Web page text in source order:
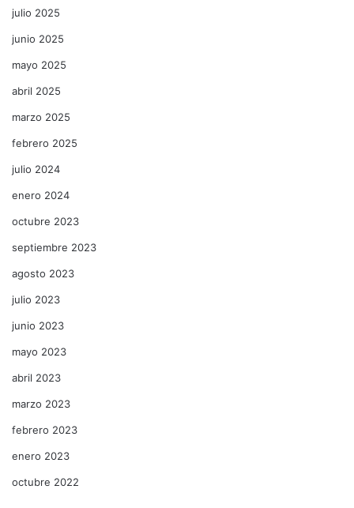
julio 2025
junio 2025
mayo 2025
abril 2025
marzo 2025
febrero 2025
julio 2024
enero 2024
octubre 2023
septiembre 2023
agosto 2023
julio 2023
junio 2023
mayo 2023
abril 2023
marzo 2023
febrero 2023
enero 2023
octubre 2022